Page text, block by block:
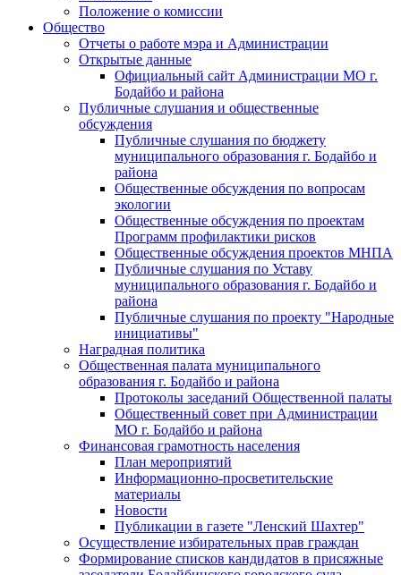
Положение о комиссии
Общество
Отчеты о работе мэра и Администрации
Открытые данные
Официальный сайт Администрации МО г.
Бодайбо и района
Публичные слушания и общественные
обсуждения
Публичные слушания по бюджету
муниципального образования г. Бодайбо и
района
Общественные обсуждения по вопросам
экологии
Общественные обсуждения по проектам
Программ профилактики рисков
Общественные обсуждения проектов МНПА
Публичные слушания по Уставу
муниципального образования г. Бодайбо и
района
Публичные слушания по проекту "Народные
инициативы"
Наградная политика
Общественная палата муниципального
образования г. Бодайбо и района
Протоколы заседаний Общественной палаты
Общественный совет при Администрации
МО г. Бодайбо и района
Финансовая грамотность населения
План мероприятий
Информационно-просветительские
материалы
Новости
Публикации в газете "Ленский Шахтер"
Осуществление избирательных прав граждан
Формирование списков кандидатов в присяжные